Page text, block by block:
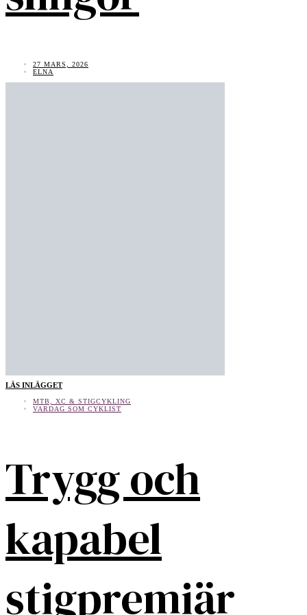
27 MARS, 2026
ELNA
LÄS INLÄGGET
MTB, XC & STIGCYKLING
VARDAG SOM CYKLIST
Trygg och
kapabel
stigpremiär